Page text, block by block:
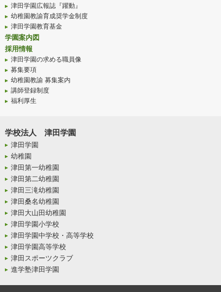
津田学園広報誌『躍動』
幼稚園教諭育成奨学金制度
津田学園教育基金
学園案内図
採用情報
津田学園の求める職員像
募集要項
幼稚園教諭 募集案内
講師登録制度
福利厚生
学校法人 津田学園
津田学園
幼稚園
津田第一幼稚園
津田第二幼稚園
津田三滝幼稚園
津田桑名幼稚園
津田大山田幼稚園
津田学園小学校
津田学園中学校・高等学校
津田学園高等学校
津田スポーツクラブ
進学塾津田学園